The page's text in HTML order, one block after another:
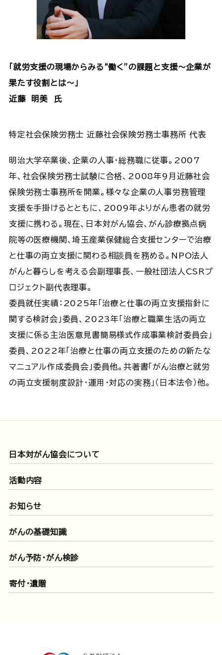
「就労支援の現場からみる“働く”の課題と支援～企業が
果たす役割とは～」
近藤 明美 氏
特定社会保険労務士 近藤社会保険労務士事務所 代表
明治大学卒業後、企業の人事・総務職に従事。2007
年、社会保険労務士試験に合格、2008年9月近藤社会
保険労務士事務所を開業。様々な企業の人事労務管理
支援を手掛けるとともに、2009年よりがん患者の就労
支援に携わる。現在、日本対がん協会、がん診療拠点病
院等の医療機関、埼玉産業保健総合支援センターで治療
と仕事の両立支援に関わる相談員を務める。NPO法人
がんと暮らしを考える会副理事長、一般社団法人CSRプ
ロジェクト副代表理事。
委員就任実績：2025年「治療と仕事の両立支援指針に
関する検討会」委員、2023年「治療と職業生活の両立
支援に係る主治医意見書簡易様式作成事業検討委員会」
委員、2022年「治療と仕事の両立支援のための新たな
マニュアル作成委員会」委員他。共著書「がん治療と就労
の両立支援制度設計・運用・対応の実務」（日本法令）他。
日本対がん協会について
活動内容
お知らせ
がんの基礎知識
がん予防・がん検診
寄付・遺贈